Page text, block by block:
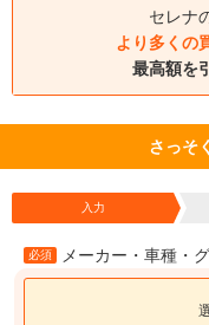
セレナ
より多くの
最高額を
さっそ
入力
必須 メーカー・車種・